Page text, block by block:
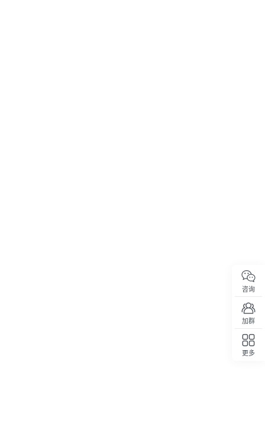
咨询
加群
更多